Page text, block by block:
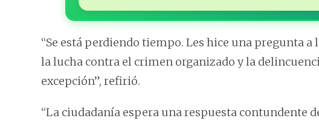
“Se está perdiendo tiempo. Les hice una pregunta
la lucha contra el crimen organizado y la
excepción”, refirió.
“La ciudadanía espera una respuesta contundente